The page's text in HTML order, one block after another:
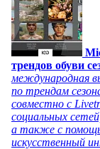
трендов обуви
международная
по трендам
совместно с
социальных
а также с
искусственный